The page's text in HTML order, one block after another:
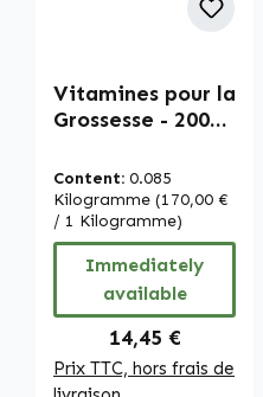
Vitamines pour la
Grossesse - 200
faciles à avaler -
avec acide
folique, fer etc. -
vegan | Warnke
Vitalstoffe
Content: 0.085
Kilogramme (170,00 €
/ 1 Kilogramme)
Immediately
available
Regular price:
14,45 €
Prix TTC, hors frais de